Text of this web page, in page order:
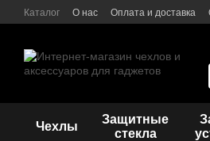
Перейти к основному контенту
Каталог О нас Оплата и доставка
Чехлы
Защитные
стекла